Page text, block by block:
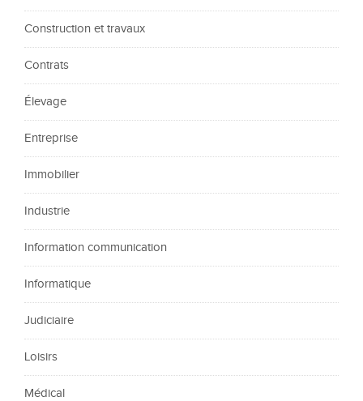
Construction et travaux
Contrats
Élevage
Entreprise
Immobilier
Industrie
Information communication
Informatique
Judiciaire
Loisirs
Médical